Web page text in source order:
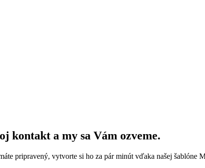
kontakt a my sa Vám ozveme.
pripravený, vytvorte si ho za pár minút vďaka našej šablóne